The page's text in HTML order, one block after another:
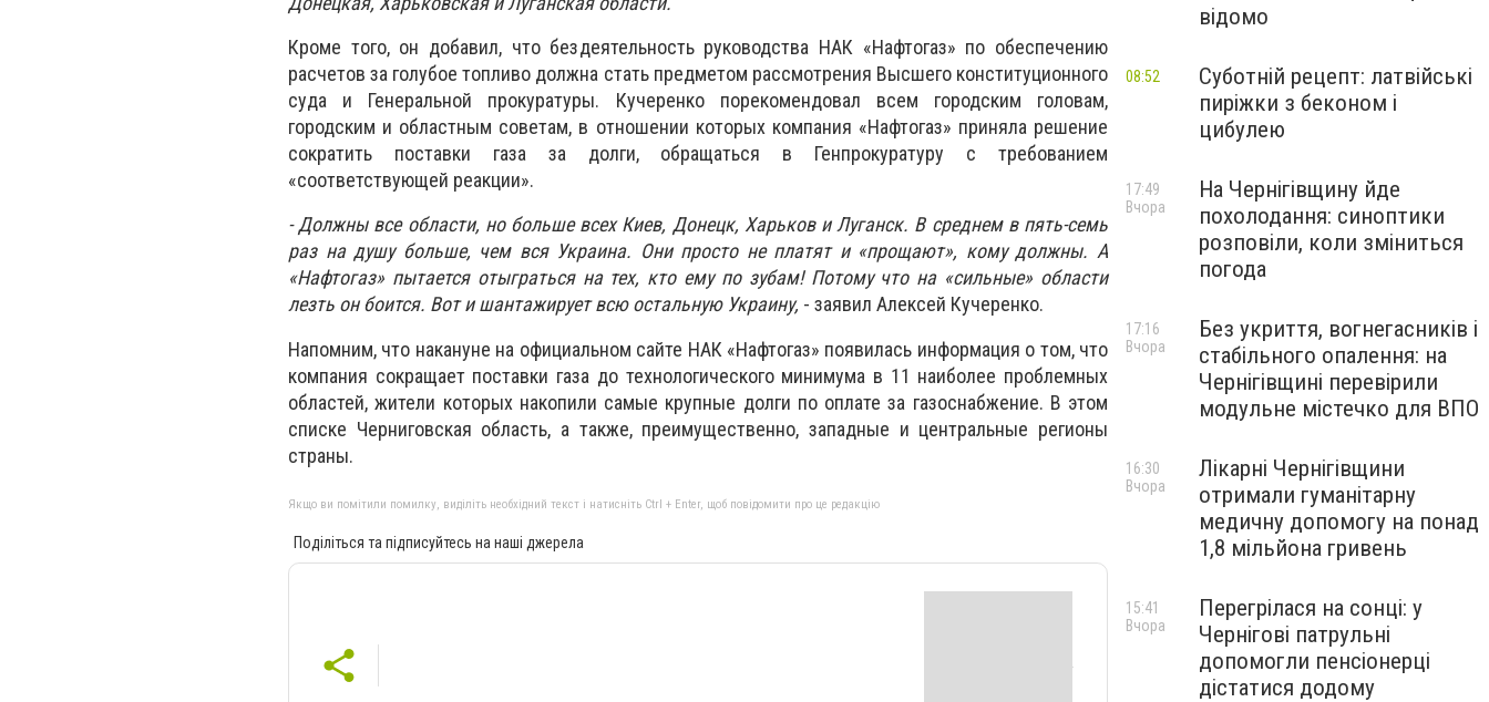
Кроме того, он добавил, что бездеятельность руководства НАК «Нафтогаз» по обеспечению
расчетов за голубое топливо должна стать предметом рассмотрения Высшего конституционного
суда и Генеральной прокуратуры. Кучеренко порекомендовал всем городским головам,
городским и областным советам, в отношении которых компания «Нафтогаз» приняла решение
сократить поставки газа за долги, обращаться в Генпрокуратуру с требованием
«соответствующей реакции».
- Должны все области, но больше всех Киев, Донецк, Харьков и Луганск. В среднем в пять-семь
раз на душу больше, чем вся Украина. Они просто не платят и «прощают», кому должны. А
«Нафтогаз» пытается отыграться на тех, кто ему по зубам! Потому что на «сильные» области
лезть он боится. Вот и шантажирует всю остальную Украину, - заявил Алексей Кучеренко.
Напомним, что накануне на официальном сайте НАК «Нафтогаз» появилась информация о том, что
компания сокращает поставки газа до технологического минимума в 11 наиболее проблемных
областей, жители которых накопили самые крупные долги по оплате за газоснабжение. В этом
списке Черниговская область, а также, преимущественно, западные и центральные регионы
страны.
Якщо ви помітили помилку, виділіть необхідний текст і натисніть Ctrl + Enter, щоб повідомити про це редакцію
Поділіться та підписуйтесь на наші джерела
відомо
Суботній рецепт: латвійські
пиріжки з беконом і
цибулею
08:52
На Чернігівщину йде
похолодання: синоптики
розповіли, коли зміниться
погода
17:49
Вчора
Без укриття, вогнегасників і
стабільного опалення: на
Чернігівщині перевірили
модульне містечко для ВПО
17:16
Вчора
Лікарні Чернігівщини
отримали гуманітарну
медичну допомогу на понад
1,8 мільйона гривень
16:30
Вчора
Перегрілася на сонці: у
Чернігові патрульні
допомогли пенсіонерці
дістатися додому
15:41
Вчора